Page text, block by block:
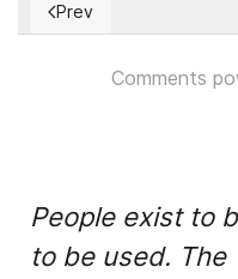
Previous article: Carta
Prev
Comments
People exist to
to be used. The